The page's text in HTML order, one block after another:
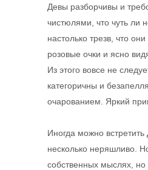
Девы разборчивы и
чистюлями, что чуть ли
настолько трезв, что
розовые очки и ясно
Из этого вовсе не
категоричны и
очарованием. Яркий
Иногда можно
несколько неряшливо.
собственных мыслях,